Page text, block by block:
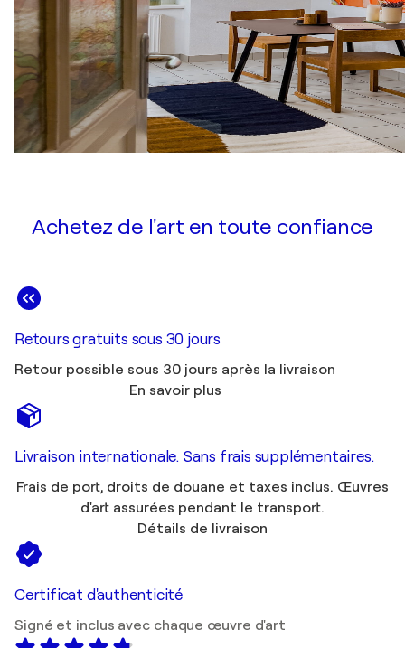
Achetez de l'art en toute confiance
Retours gratuits sous 30 jours
Retour possible sous 30 jours après la livraison
En savoir plus
Livraison internationale. Sans frais supplémentaires.
Frais de port, droits de douane et taxes inclus. Œuvres
d'art assurées pendant le transport.
Détails de livraison
Certificat d'authenticité
Signé et inclus avec chaque œuvre d'art